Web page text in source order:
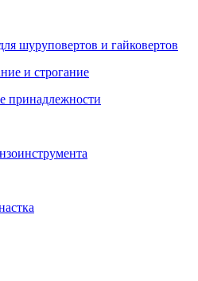
шуруповертов и гайковертов
и строгание
принадлежности